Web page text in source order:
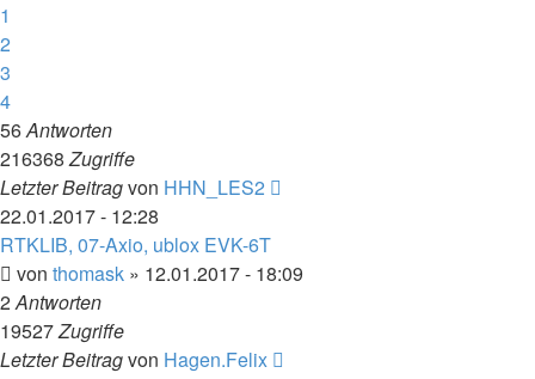
1
2
3
4
56Antworten
216368Zugriffe
Letzter Beitragvon HHN_LES2
22.01.2017 - 12:28
RTKLIB, 07-Axio, ublox EVK-6T
von thomask » 12.01.2017 - 18:09
2Antworten
19527Zugriffe
Letzter Beitragvon Hagen.Felix